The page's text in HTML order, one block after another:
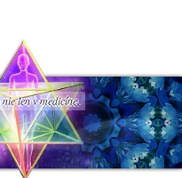
len v medicíne.